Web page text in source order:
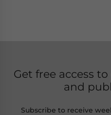
Get free access
and
Subscribe to receive